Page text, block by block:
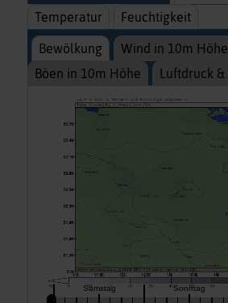
Temperatur
Feuchtigkeit
Bewölkung
Wind in 10m Höhe
Böen in 10m Höhe
Luftdruck &